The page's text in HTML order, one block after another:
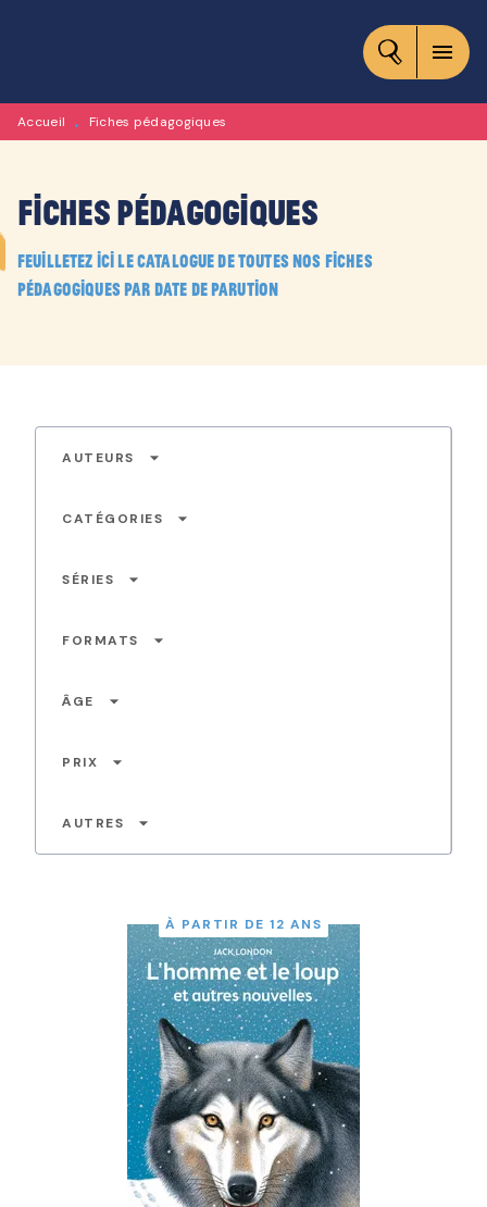
CONTENU
menu
Accueil • Fiches pédagogiques
Fiches pédagogiques
Feuilletez ici le catalogue de toutes nos fiches
pédagogiques par date de parution
AUTEURS arrow_drop_down
CATÉGORIES arrow_drop_down
SÉRIES arrow_drop_down
FORMATS arrow_drop_down
ÂGE arrow_drop_down
PRIX arrow_drop_down
AUTRES arrow_drop_down
À PARTIR DE 12 ANS